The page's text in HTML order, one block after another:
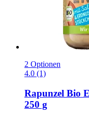
2 Optionen
4.0 (1)
Rapunzel Bio
250 g